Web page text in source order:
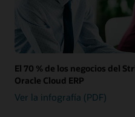
El 70 % de los negocios del
Oracle Cloud ERP
Ver la infografía (PDF)